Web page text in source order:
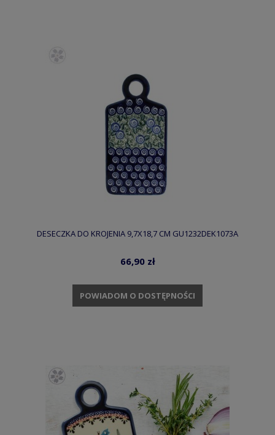
DESECZKA DO KROJENIA 9,7X18,7 CM GU1232DEK1073A
66,90 zł
POWIADOM O DOSTĘPNOŚCI